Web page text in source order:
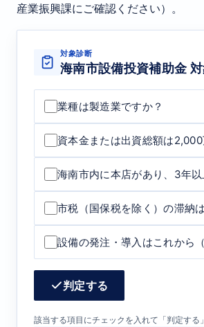
産業振興課にご確認ください）。
対象診断
海南市設備投資補助金
業種は製造業ですか？
資本金または出資総額は
海南市内に本店があり、3年
市税（国保税を除く）の滞納
設備の発注・導入はこれから
判定する
該当する項目にチェックを入れて「判定する